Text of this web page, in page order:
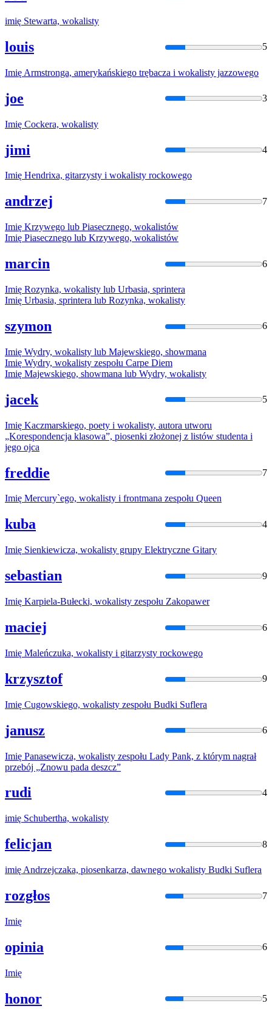
imię Stewarta, wokalisty
louis 5
Imię Armstronga, amerykańskiego trębacza i wokalisty jazzowego
joe 3
Imię Cockera, wokalisty
jimi 4
Imię Hendrixa, gitarzysty i wokalisty rockowego
andrzej 7
Imię Krzywego lub Piasecznego, wokalistów
Imię Piasecznego lub Krzywego, wokalistów
marcin 6
Imię Rozynka, wokalisty lub Urbasia, sprintera
Imię Urbasia, sprintera lub Rozynka, wokalisty
szymon 6
Imię Wydry, wokalisty lub Majewskiego, showmana
Imię Wydry, wokalisty zespołu Carpe Diem
Imię Majewskiego, showmana lub Wydry, wokalisty
jacek 5
Imię Kaczmarskiego, poety i wokalisty, autora utworu
„Korespondencja klasowa”, piosenki złożonej z listów studenta i
jego ojca
freddie 7
Imię Mercury`ego, wokalisty i frontmana zespołu Queen
kuba 4
Imię Sienkiewicza, wokalisty grupy Elektryczne Gitary
sebastian 9
Imię Karpiela-Bułecki, wokalisty zespołu Zakopawer
maciej 6
Imię Maleńczuka, wokalisty i gitarzysty rockowego
krzysztof 9
Imię Cugowskiego, wokalisty zespołu Budki Suflera
janusz 6
Imię Panasewicza, wokalisty zespołu Lady Pank, z którym nagrał
przebój „Znowu pada deszcz”
rudi 4
imię Schubertha, wokalisty
felicjan 8
imię Andrzejczaka, piosenkarza, dawnego wokalisty Budki Suflera
rozgłos 7
Imię
opinia 6
Imię
honor 5